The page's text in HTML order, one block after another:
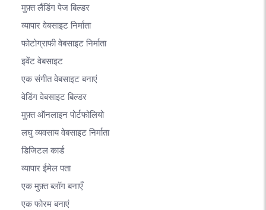
मुफ़्त लैंडिंग पेज बिल्डर
व्यापार वेबसाइट निर्माता
फोटोग्राफी वेबसाइट निर्माता
इवेंट वेबसाइट
एक संगीत वेबसाइट बनाएं
वेडिंग वेबसाइट बिल्डर
मुफ़्त ऑनलाइन पोर्टफोलियो
लघु व्यवसाय वेबसाइट निर्माता
डिजिटल कार्ड
व्यापार ईमेल पता
एक मुफ़्त ब्लॉग बनाएँ
एक फोरम बनाएं